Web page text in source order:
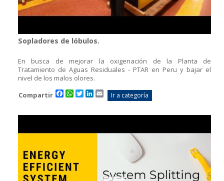
Sopladores de lóbulos.
En busca de mejorar la oxigenación de la Planta de
Tratamiento de Aguas Residuales - PTAR en Peru y bajar el
nivel de los malos olores.
Compartir
Facebook
WhatsApp
TwitterLinkedIn
Email
Ir a categoría